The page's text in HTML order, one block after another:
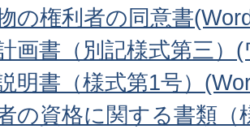
の権利者の同意書
画書（別記様式第三）
明書（様式第1号）
の資格に関する書類（